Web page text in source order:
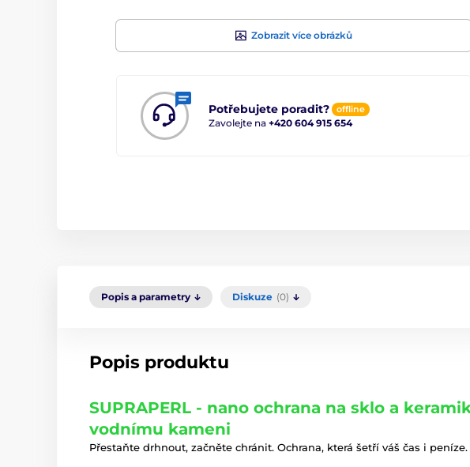
Zobrazit více obrázků
Potřebujete poradit? offline
Zavolejte na +420 604 915 654
Popis a parametry Diskuze (0)
Popis produktu
SUPRAPERL - nano ochrana na sklo a
vodnímu kameni
Přestaňte drhnout, začněte chránit. Ochrana, která šetří váš čas i peníze.